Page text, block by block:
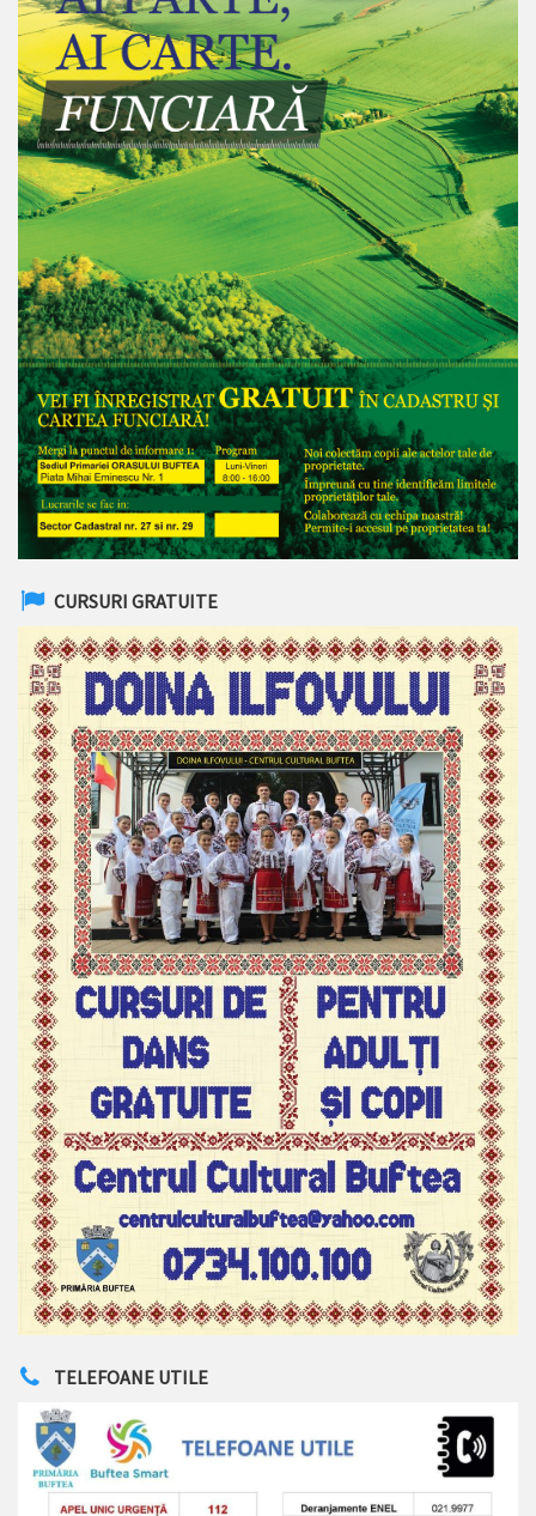
CURSURI GRATUITE
TELEFOANE UTILE